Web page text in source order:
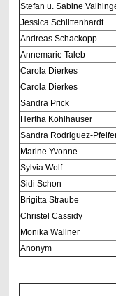
Stefan u. Sabine
Jessica Schlittenhardt
Andreas Schackopp
Annemarie Taleb
Carola Dierkes
Carola Dierkes
Sandra Prick
Hertha Kohlhauser
Sandra Rodriguez-
Marine Yvonne
Sylvia Wolf
Sidi Schon
Brigitta Straube
Christel Cassidy
Monika Wallner
Anonym